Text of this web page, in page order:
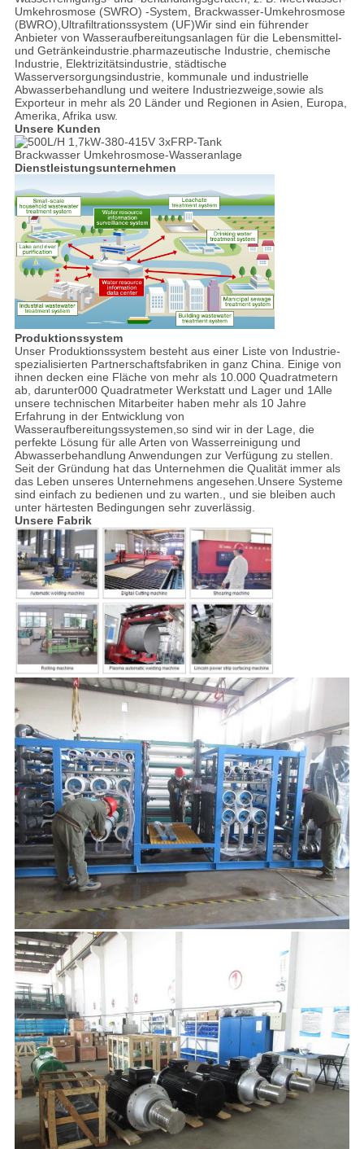
Umkehrosmose (SWRO) -System, Brackwasser-Umkehrosmose
(BWRO),Ultrafiltrationssystem (UF)Wir sind ein führender
Anbieter von Wasseraufbereitungsanlagen für die Lebensmittel-
und Getränkeindustrie.pharmazeutische Industrie, chemische
Industrie, Elektrizitätsindustrie, städtische
Wasserversorgungsindustrie, kommunale und industrielle
Abwasserbehandlung und weitere Industriezweige,sowie als
Exporteur in mehr als 20 Länder und Regionen in Asien, Europa,
Amerika, Afrika usw.
Unsere Kunden
Dienstleistungsunternehmen
Produktionssystem
Unser Produktionssystem besteht aus einer Liste von Industrie-
spezialisierten Partnerschaftsfabriken in ganz China. Einige von
ihnen decken eine Fläche von mehr als 10.000 Quadratmetern
ab, darunter000 Quadratmeter Werkstatt und Lager und 1Alle
unsere technischen Mitarbeiter haben mehr als 10 Jahre
Erfahrung in der Entwicklung von
Wasseraufbereitungssystemen,so sind wir in der Lage, die
perfekte Lösung für alle Arten von Wasserreinigung und
Abwasserbehandlung Anwendungen zur Verfügung zu stellen.
Seit der Gründung hat das Unternehmen die Qualität immer als
das Leben unseres Unternehmens angesehen.Unsere Systeme
sind einfach zu bedienen und zu warten., und sie bleiben auch
unter härtesten Bedingungen sehr zuverlässig.
Unsere Fabrik